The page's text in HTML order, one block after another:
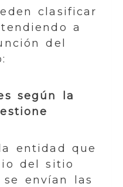
clasificar
a
del
según la
entidad que
del sitio
envían las